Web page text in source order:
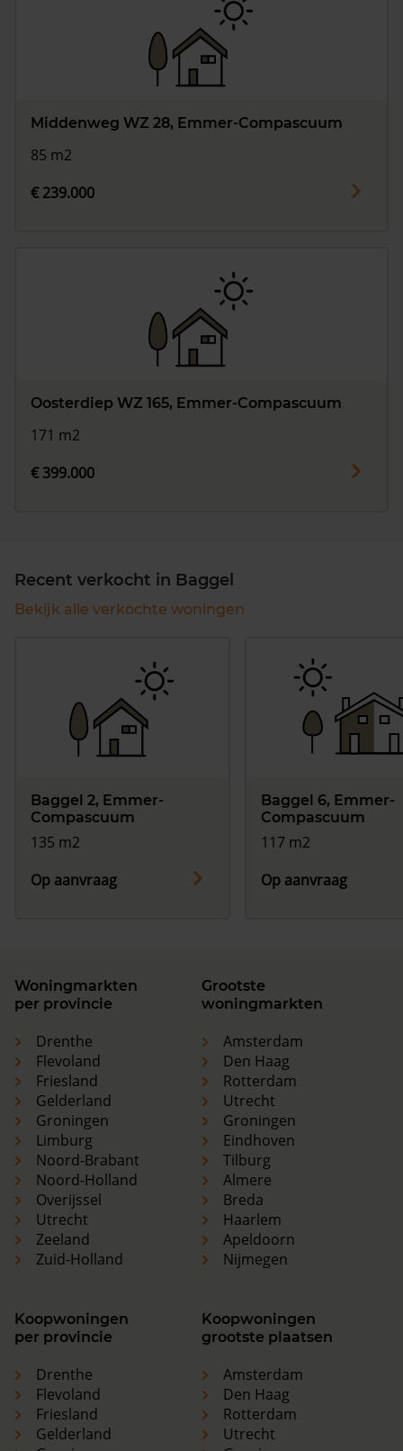
Middenweg WZ 28, Emmer-Compascuum
85 m2
€ 239.000
Oosterdiep WZ 165, Emmer-Compascuum
171 m2
€ 399.000
Recent verkocht in Baggel
Bekijk alle verkochte woningen
Baggel 2, Emmer-
Compascuum
135 m2
Op aanvraag
Baggel 6, Emmer-
Compascuum
117 m2
Op aanvraag
Woningmarkten
per provincie
Drenthe
Flevoland
Friesland
Gelderland
Groningen
Limburg
Noord-Brabant
Noord-Holland
Overijssel
Utrecht
Zeeland
Zuid-Holland
Grootste
woningmarkten
Amsterdam
Den Haag
Rotterdam
Utrecht
Groningen
Eindhoven
Tilburg
Almere
Breda
Haarlem
Apeldoorn
Nijmegen
Koopwoningen
per provincie
Drenthe
Flevoland
Friesland
Gelderland
Koopwoningen
grootste plaatsen
Amsterdam
Den Haag
Rotterdam
Utrecht